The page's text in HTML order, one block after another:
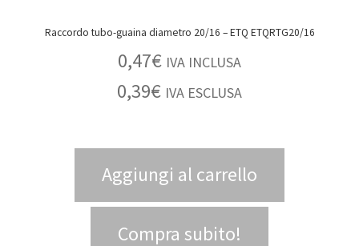
Raccordo tubo-guaina diametro 20/16 – ETQ ETQRTG20/16
0,47€ IVA INCLUSA
0,39€ IVA ESCLUSA
Aggiungi al carrello
Compra subito!